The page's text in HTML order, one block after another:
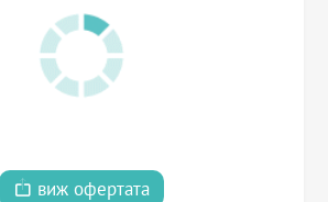
виж офертата